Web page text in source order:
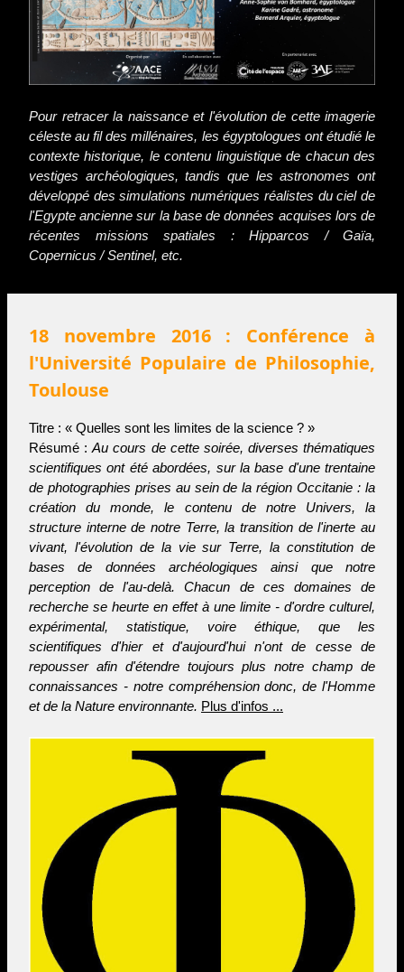
Pour retracer la naissance et l'évolution de cette imagerie
céleste au fil des millénaires, les égyptologues ont étudié le
contexte historique, le contenu linguistique de chacun des
vestiges archéologiques, tandis que les astronomes ont
développé des simulations numériques réalistes du ciel de
l'Egypte ancienne sur la base de données acquises lors de
récentes missions spatiales : Hipparcos / Gaïa,
Copernicus / Sentinel, etc.
18 novembre 2016 : Conférence à
l'Université Populaire de Philosophie,
Toulouse
Titre : « Quelles sont les limites de la science ? »
Résumé :Au cours de cette soirée, diverses thématiques
scientifiques ont été abordées, sur la base d'une trentaine
de photographies prises au sein de la région Occitanie : la
création du monde, le contenu de notre Univers, la
structure interne de notre Terre, la transition de l'inerte au
vivant, l'évolution de la vie sur Terre, la constitution de
bases de données archéologiques ainsi que notre
perception de l'au-delà. Chacun de ces domaines de
recherche se heurte en effet à une limite - d'ordre culturel,
expérimental, statistique, voire éthique, que les
scientifiques d'hier et d'aujourd'hui n'ont de cesse de
repousser afin d'étendre toujours plus notre champ de
connaissances - notre compréhension donc, de l'Homme
et de la Nature environnante. Plus d'infos ...